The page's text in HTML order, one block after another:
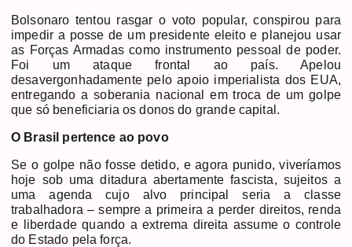
Bolsonaro tentou rasgar o voto popular, conspirou para
impedir a posse de um presidente eleito e planejou usar
as Forças Armadas como instrumento pessoal de poder.
Foi um ataque frontal ao país. Apelou
desavergonhadamente pelo apoio imperialista dos EUA,
entregando a soberania nacional em troca de um golpe
que só beneficiaria os donos do grande capital.
O Brasil pertence ao povo
Se o golpe não fosse detido, e agora punido, viveríamos
hoje sob uma ditadura abertamente fascista, sujeitos a
uma agenda cujo alvo principal seria a classe
trabalhadora – sempre a primeira a perder direitos, renda
e liberdade quando a extrema direita assume o controle
do Estado pela força.